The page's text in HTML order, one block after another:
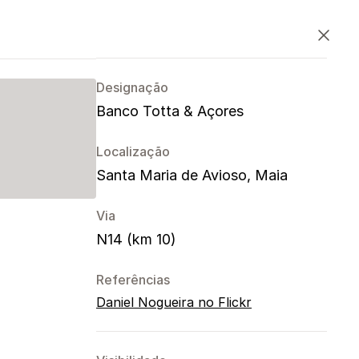
Fechar
Designação
Banco Totta & Açores
Localização
Santa Maria de Avioso, Maia
Via
N14 (km 10)
Referências
Daniel Nogueira no Flickr